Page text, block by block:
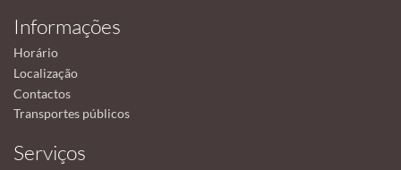
Informações
Horário
Localização
Contactos
Transportes públicos
Serviços